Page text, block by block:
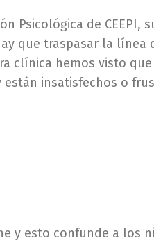
Psicológica de CEEPI,
que traspasar la línea
clínica hemos visto
insatisfechos o
y esto confunde a los